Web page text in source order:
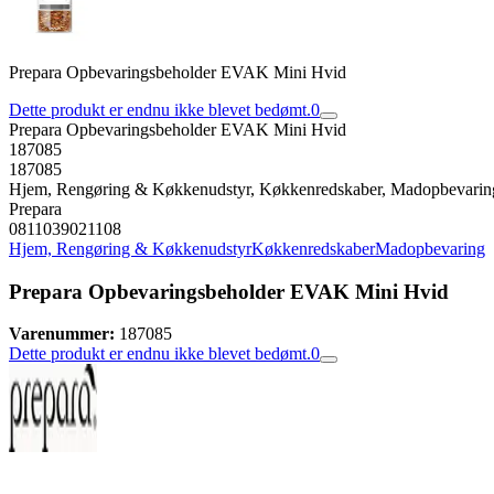
Prepara Opbevaringsbeholder EVAK Mini Hvid
Dette produkt er endnu ikke blevet bedømt.0
Prepara Opbevaringsbeholder EVAK Mini Hvid
187085
187085
Hjem, Rengøring & Køkkenudstyr, Køkkenredskaber,
Prepara
0811039021108
Hjem, Rengøring & KøkkenudstyrKøkkenredskaberMadopbevaring
Prepara Opbevaringsbeholder EVAK Mini Hvid
Varenummer: 187085
Dette produkt er endnu ikke blevet bedømt.0